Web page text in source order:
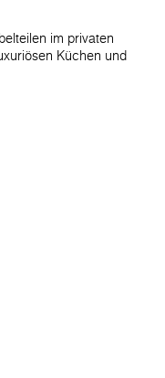
im privaten
Küchen und